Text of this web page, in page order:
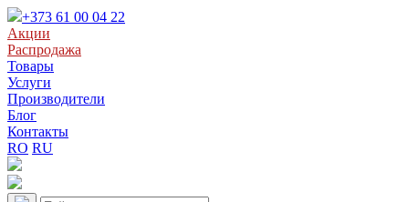
+373 61 00 04 22
Акции
Распродажа
Товары
Услуги
Производители
Блог
Контакты
RO RU